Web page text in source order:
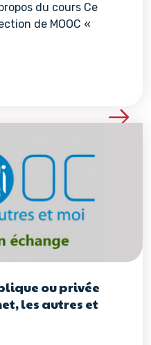
du cours Ce
de MOOC «
Voir les détails de la
ou privée
les autres et